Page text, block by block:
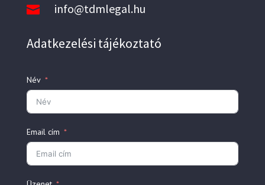
 info@tdmlegal.hu
Adatkezelési tájékoztató
Név
Email cím